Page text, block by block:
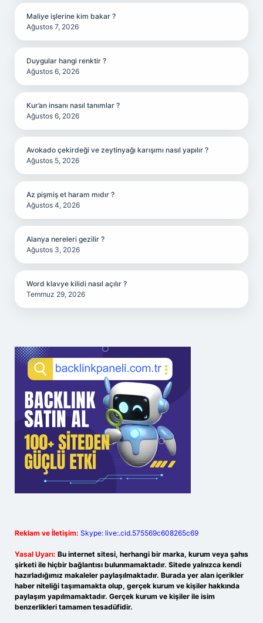
Maliye işlerine kim bakar ?
Ağustos 7, 2026
Duygular hangi renktir ?
Ağustos 6, 2026
Kur’an insanı nasıl tanımlar ?
Ağustos 6, 2026
Avokado çekirdeği ve zeytinyağı karışımı nasıl yapılır ?
Ağustos 5, 2026
Az pişmiş et haram mıdır ?
Ağustos 4, 2026
Alanya nereleri gezilir ?
Ağustos 3, 2026
Word klavye kilidi nasıl açılır ?
Temmuz 29, 2026
Reklam ve İletişim: Skype: live:.cid.575569c608265c69
Yasal Uyarı: Bu internet sitesi, herhangi bir marka, kurum veya şahıs
şirketi ile hiçbir bağlantısı bulunmamaktadır. Sitede yalnızca kendi
hazırladığımız makaleler paylaşılmaktadır. Burada yer alan içerikler
haber niteliği taşımamakta olup, gerçek kurum ve kişiler hakkında
paylaşım yapılmamaktadır. Gerçek kurum ve kişiler ile isim
benzerlikleri tamamen tesadüfidir.